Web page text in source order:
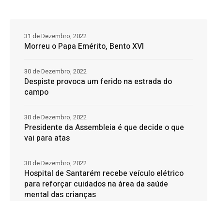
Morreu o Papa Emérito, Bento XVI
31 de Dezembro, 2022
Despiste provoca um ferido na estrada do
campo
30 de Dezembro, 2022
Presidente da Assembleia é que decide o que
vai para atas
30 de Dezembro, 2022
Hospital de Santarém recebe veículo elétrico
para reforçar cuidados na área da saúde
mental das crianças
30 de Dezembro, 2022